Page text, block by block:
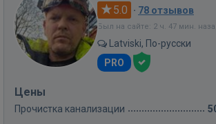
5.0 · 78 отзывов
Был на сайте: 2 ч. 47 мин.
Latviski, По-русски
PRO
Цены
Прочистка канализации